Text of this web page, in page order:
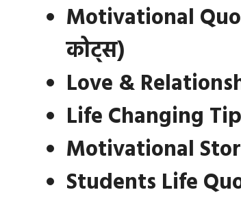
Motivational
कोट्स)
Love &
Life Changing
Motivational
Students Life